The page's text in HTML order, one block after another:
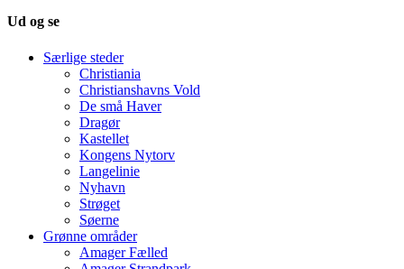
Ud og se
Særlige steder
Christiania
Christianshavns Vold
De små Haver
Dragør
Kastellet
Kongens Nytorv
Langelinie
Nyhavn
Strøget
Søerne
Grønne områder
Amager Fælled